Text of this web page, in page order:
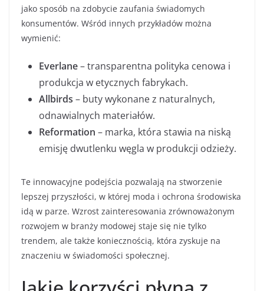
jako sposób na zdobycie zaufania świadomych
konsumentów. Wśród innych przykładów można
wymienić:
Everlane– transparentna polityka cenowa i
produkcja w etycznych fabrykach.
Allbirds – buty wykonane z naturalnych,
odnawialnych materiałów.
Reformation – marka, która stawia na niską
emisję dwutlenku węgla w produkcji odzieży.
Te innowacyjne podejścia pozwalają na stworzenie
lepszej przyszłości, w której moda i ochrona środowiska
idą w parze. Wzrost zainteresowania zrównoważonym
rozwojem w branży modowej staje się nie tylko
trendem, ale także koniecznością, która zyskuje na
znaczeniu w świadomości społecznej.